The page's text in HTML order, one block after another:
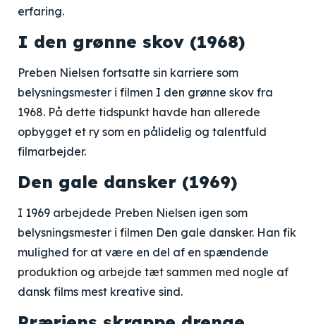
erfaring.
I den grønne skov (1968)
Preben Nielsen fortsatte sin karriere som
belysningsmester i filmen I den grønne skov fra
1968. På dette tidspunkt havde han allerede
opbygget et ry som en pålidelig og talentfuld
filmarbejder.
Den gale dansker (1969)
I 1969 arbejdede Preben Nielsen igen som
belysningsmester i filmen Den gale dansker. Han fik
mulighed for at være en del af en spændende
produktion og arbejde tæt sammen med nogle af
dansk films mest kreative sind.